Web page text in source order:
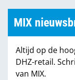
MIX
Altijd op de
DHZ-retail.
van MIX.